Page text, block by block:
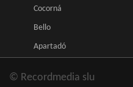
Cocorná
Bello
Apartadó
© Recordmedia slu